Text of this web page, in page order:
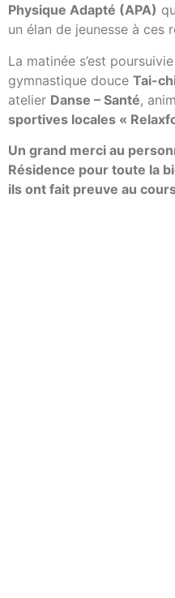
Physique Adapté (APA)
un élan de jeunesse à ces
La matinée s’est
gymnastique douce Tai-
atelier Danse – Santé,
sportives locales «
Un grand merci au
Résidence pour toute la
ils ont fait preuve au